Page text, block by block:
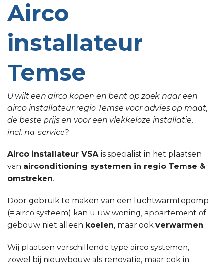
Airco
installateur
Temse
U wilt een airco kopen en bent op zoek naar een
airco installateur regio Temse voor advies op maat,
de beste prijs en voor een vlekkeloze installatie,
incl. na-service?
Airco installateur VSA is specialist in het plaatsen
van airconditioning systemen in regio Temse &
omstreken.
Door gebruik te maken van een luchtwarmtepomp
(= airco systeem) kan u uw woning, appartement of
gebouw niet alleen koelen, maar ook verwarmen.
Wij plaatsen verschillende type airco systemen,
zowel bij nieuwbouw als renovatie, maar ook in